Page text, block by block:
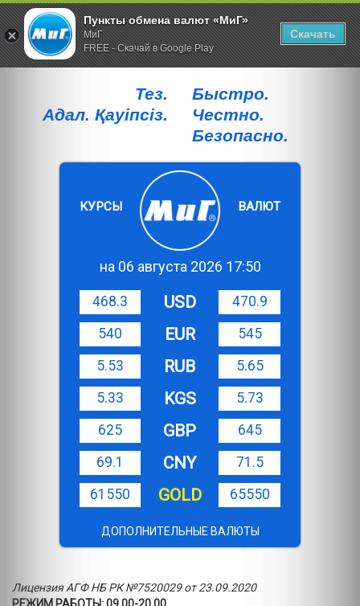
Тез.
Адал. Қауiпсiз.
Быстро.
Честно.
Безопасно.
КУРСЫ ВАЛЮТ
на 06 августа 2026 17:50
468.3 USD
470.9
540
EUR
545
5.53
RUB
5.65
5.33
KGS
5.73
625
GBP
645
69.1
CNY
71.5
61550
GOLD 65550
ДОПОЛНИТЕЛЬНЫЕ ВАЛЮТЫ
Лицензия АГФ НБ РК №7520029 от 23.09.2020
Пункты обмена валют «МиГ»
МиГ
FREE - Скачай в Google Play
Скачать